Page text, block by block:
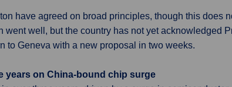
have agreed on broad principles, though this does
well, but the country has not yet acknowledged
to Geneva with a new proposal in two weeks.
years on China-bound chip surge